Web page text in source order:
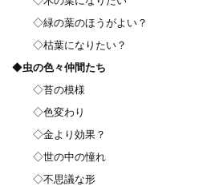
◇緑の葉のほうがよい？
◇枯葉になりたい？
◆虫の色々仲間たち
◇苔の模様
◇色変わり
◇金より効果？
◇世の中の憧れ
◇不思議な形